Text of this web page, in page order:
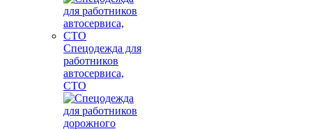
Спецодежда для
работников
автосервиса,
СТО